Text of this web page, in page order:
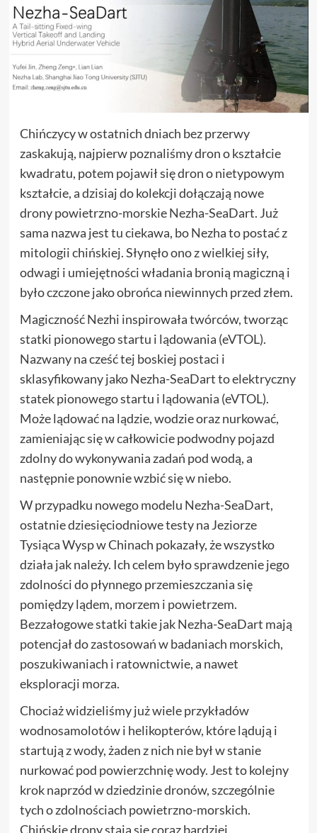
Chińczycy w ostatnich dniach bez przerwy
zaskakują, najpierw poznaliśmy dron o kształcie
kwadratu, potem pojawił się dron o nietypowym
kształcie, a dzisiaj do kolekcji dołączają nowe
drony powietrzno-morskie Nezha-SeaDart. Już
sama nazwa jest tu ciekawa, bo Nezha to postać z
mitologii chińskiej. Słynęło ono z wielkiej siły,
odwagi i umiejętności władania bronią magiczną i
było czczone jako obrońca niewinnych przed złem.
Magiczność Nezhi inspirowała twórców, tworząc
statki pionowego startu i lądowania (eVTOL).
Nazwany na cześć tej boskiej postaci i
sklasyfikowany jako Nezha-SeaDart to elektryczny
statek pionowego startu i lądowania (eVTOL).
Może lądować na lądzie, wodzie oraz nurkować,
zamieniając się w całkowicie podwodny pojazd
zdolny do wykonywania zadań pod wodą, a
następnie ponownie wzbić się w niebo.
W przypadku nowego modelu Nezha-SeaDart,
ostatnie dziesięciodniowe testy na Jeziorze
Tysiąca Wysp w Chinach pokazały, że wszystko
działa jak należy. Ich celem było sprawdzenie jego
zdolności do płynnego przemieszczania się
pomiędzy lądem, morzem i powietrzem.
Bezzałogowe statki takie jak Nezha-SeaDart mają
potencjał do zastosowań w badaniach morskich,
poszukiwaniach i ratownictwie, a nawet
eksploracji morza.
Chociaż widzieliśmy już wiele przykładów
wodnosamolotów i helikopterów, które lądują i
startują z wody, żaden z nich nie był w stanie
nurkować pod powierzchnię wody. Jest to kolejny
krok naprzód w dziedzinie dronów, szczególnie
tych o zdolnościach powietrzno-morskich.
Chińskie drony stają się coraz bardziej